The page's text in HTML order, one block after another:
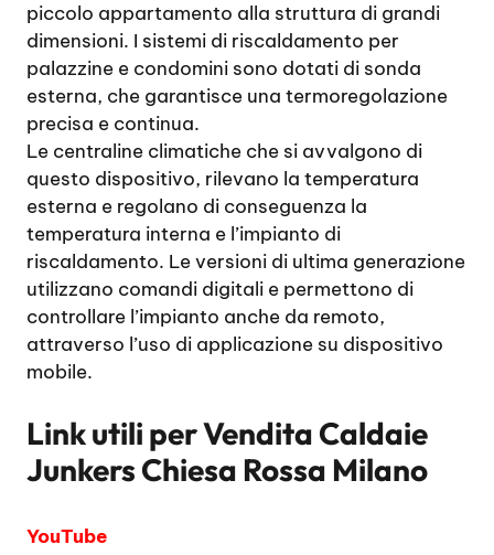
piccolo appartamento alla struttura di grandi
dimensioni. I sistemi di riscaldamento per
palazzine e condomini sono dotati di sonda
esterna, che garantisce una termoregolazione
precisa e continua.
Le centraline climatiche che si avvalgono di
questo dispositivo, rilevano la temperatura
esterna e regolano di conseguenza la
temperatura interna e l’impianto di
riscaldamento. Le versioni di ultima generazione
utilizzano comandi digitali e permettono di
controllare l’impianto anche da remoto,
attraverso l’uso di applicazione su dispositivo
mobile.
Link utili perVendita Caldaie
Junkers Chiesa Rossa Milano
YouTube